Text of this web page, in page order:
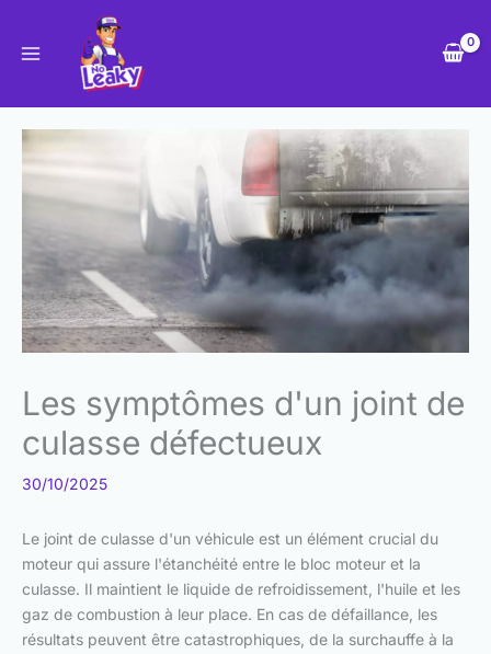
content
Les symptômes d'un joint de
culasse défectueux
30/10/2025
Le joint de culasse d'un véhicule est un élément crucial du
moteur qui assure l'étanchéité entre le bloc moteur et la
culasse. Il maintient le liquide de refroidissement, l'huile et les
gaz de combustion à leur place. En cas de défaillance, les
résultats peuvent être catastrophiques, de la surchauffe à la